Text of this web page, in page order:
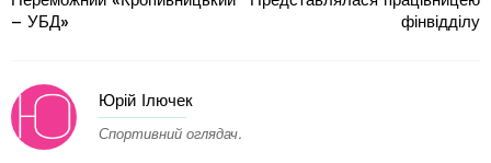
– УБД»
фінвідділу
Юрій Ілючек
Спортивний оглядач.